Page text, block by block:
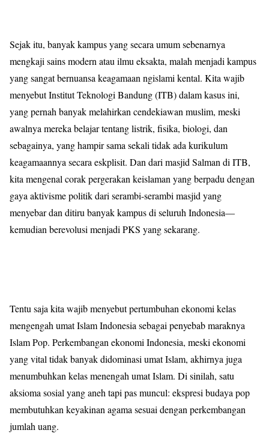
Sejak itu, banyak kampus yang secara umum sebenarnya
mengkaji sains modern atau ilmu eksakta, malah menjadi kampus
yang sangat bernuansa keagamaan ngislami kental. Kita wajib
menyebut Institut Teknologi Bandung (ITB) dalam kasus ini,
yang pernah banyak melahirkan cendekiawan muslim, meski
awalnya mereka belajar tentang listrik, fisika, biologi, dan
sebagainya, yang hampir sama sekali tidak ada kurikulum
keagamaannya secara eskplisit. Dan dari masjid Salman di ITB,
kita mengenal corak pergerakan keislaman yang berpadu dengan
gaya aktivisme politik dari serambi-serambi masjid yang
menyebar dan ditiru banyak kampus di seluruh Indonesia—
kemudian berevolusi menjadi PKS yang sekarang.
Tentu saja kita wajib menyebut pertumbuhan ekonomi kelas
mengengah umat Islam Indonesia sebagai penyebab maraknya
Islam Pop. Perkembangan ekonomi Indonesia, meski ekonomi
yang vital tidak banyak didominasi umat Islam, akhirnya juga
menumbuhkan kelas menengah umat Islam. Di sinilah, satu
aksioma sosial yang aneh tapi pas muncul: ekspresi budaya pop
membutuhkan keyakinan agama sesuai dengan perkembangan
jumlah uang.